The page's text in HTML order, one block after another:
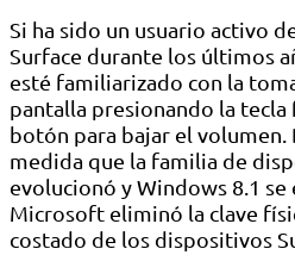
Si ha sido un usuario activo
Surface durante los últimos
esté familiarizado con la
pantalla presionando la tecla
botón para bajar el volumen.
medida que la familia de
evolucionó y Windows 8.1
Microsoft eliminó la clave
costado de los dispositivos